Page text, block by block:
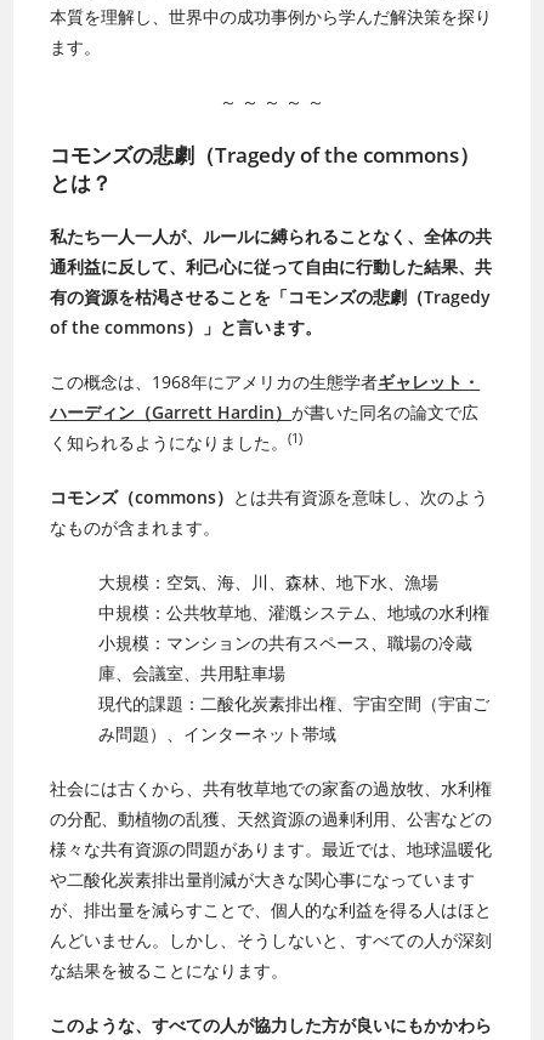
本質を理解し、世界中の成功事例から学んだ解決策を探り
ます。
～ ～ ～ ～ ～
コモンズの悲劇（Tragedy of the commons）
とは？
私たち一人一人が、ルールに縛られることなく、全体の共
通利益に反して、利己心に従って自由に行動した結果、共
有の資源を枯渇させることを「コモンズの悲劇（Tragedy
of the commons）」と言います。
この概念は、1968年にアメリカの生態学者ギャレット・
ハーディン（Garrett Hardin）が書いた同名の論文で広
く知られるようになりました。(1)
コモンズ（commons） とは共有資源を意味し、次のよう
なものが含まれます。
大規模：空気、海、川、森林、地下水、漁場
中規模：公共牧草地、灌漑システム、地域の水利権
小規模：マンションの共有スペース、職場の冷蔵
庫、会議室、共用駐車場
現代的課題：二酸化炭素排出権、宇宙空間（宇宙ご
み問題）、インターネット帯域
社会には古くから、共有牧草地での家畜の過放牧、水利権
の分配、動植物の乱獲、天然資源の過剰利用、公害などの
様々な共有資源の問題があります。最近では、地球温暖化
や二酸化炭素排出量削減が大きな関心事になっています
が、排出量を減らすことで、個人的な利益を得る人はほと
んどいません。しかし、そうしないと、すべての人が深刻
な結果を被ることになります。
このような、すべての人が協力した方が良いにもかかわら